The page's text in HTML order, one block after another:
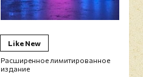
Like New
Расширенное лимитированное
издание